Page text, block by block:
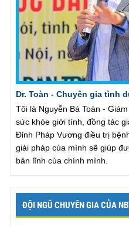
Dr. Toàn - Chuyên gia tình
Tôi là Nguyễn Bá Toàn -
sức khỏe giới tính, đồng tác
Đỉnh Pháp Vương điều trị
giải pháp của mình sẽ giúp
bản lĩnh của chính mình.
ĐỘI NGŨ CHUYÊN GIA CỦA